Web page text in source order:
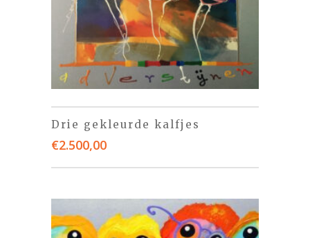
Drie gekleurde kalfjes
€2.500,00